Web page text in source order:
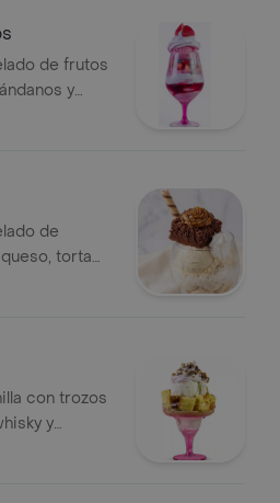
de frutos
y
de
torta
con trozos
y